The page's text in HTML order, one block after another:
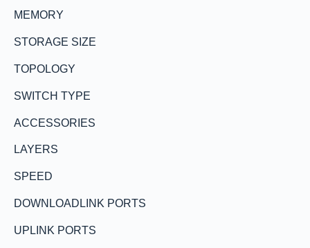
MEMORY
STORAGE SIZE
TOPOLOGY
SWITCH TYPE
ACCESSORIES
LAYERS
SPEED
DOWNLOADLINK PORTS
UPLINK PORTS